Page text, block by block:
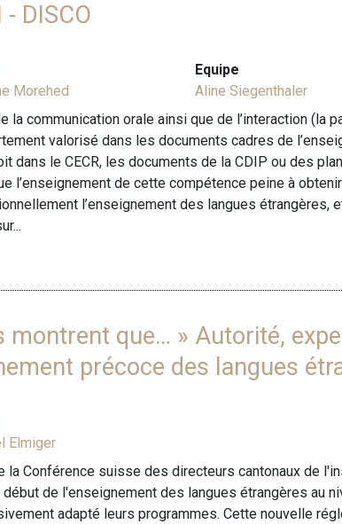
DISCO
Morehed
Equipe
Aline Siegenthaler
la communication orale ainsi que de l’interaction (la
valorisé dans les documents cadres de
dans le CECR, les documents de la CDIP ou des
l’enseignement de cette compétence peine à
l’enseignement des langues étrangères,
montrent que… » Autorité,
précoce des langues
Elmiger
la Conférence suisse des directeurs cantonaux de
début de l'enseignement des langues étrangères au
adapté leurs programmes. Cette nouvelle